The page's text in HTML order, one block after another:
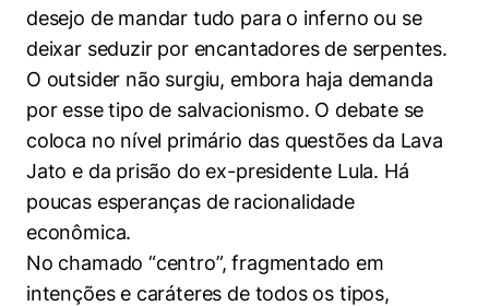
desejo de mandar tudo para o inferno ou se
deixar seduzir por encantadores de serpentes.
O outsider não surgiu, embora haja demanda
por esse tipo de salvacionismo. O debate se
coloca no nível primário das questões da Lava
Jato e da prisão do ex-presidente Lula. Há
poucas esperanças de racionalidade
econômica.
No chamado “centro”, fragmentado em
intenções e caráteres de todos os tipos,